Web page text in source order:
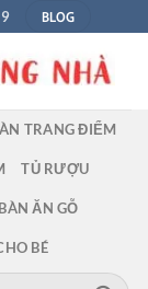
BLOG
TRANG ĐIỂM
TỦ RƯỢU
BÀN ĂN GỖ
BÉ